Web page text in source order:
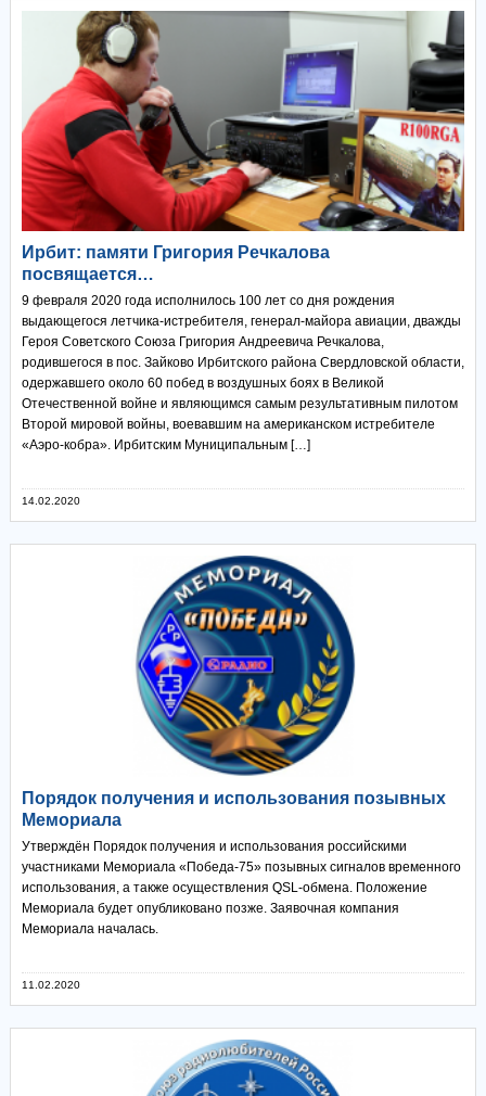
Ирбит: памяти Григория Речкалова
посвящается…
9 февраля 2020 года исполнилось 100 лет со дня рождения
выдающегося летчика-истребителя, генерал-майора авиации, дважды
Героя Советского Союза Григория Андреевича Речкалова,
родившегося в пос. Зайково Ирбитского района Свердловской области,
одержавшего около 60 побед в воздушных боях в Великой
Отечественной войне и являющимся самым результативным пилотом
Второй мировой войны, воевавшим на американском истребителе
«Аэро-кобра». Ирбитским Муниципальным […]
14.02.2020
Порядок получения и использования позывных
Мемориала
Утверждён Порядок получения и использования российскими
участниками Мемориала «Победа-75» позывных сигналов временного
использования, а также осуществления QSL-обмена. Положение
Мемориала будет опубликовано позже. Заявочная компания
Мемориала началась.
11.02.2020